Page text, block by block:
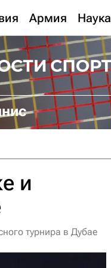
Армия Наука
и
турнира в Дубае